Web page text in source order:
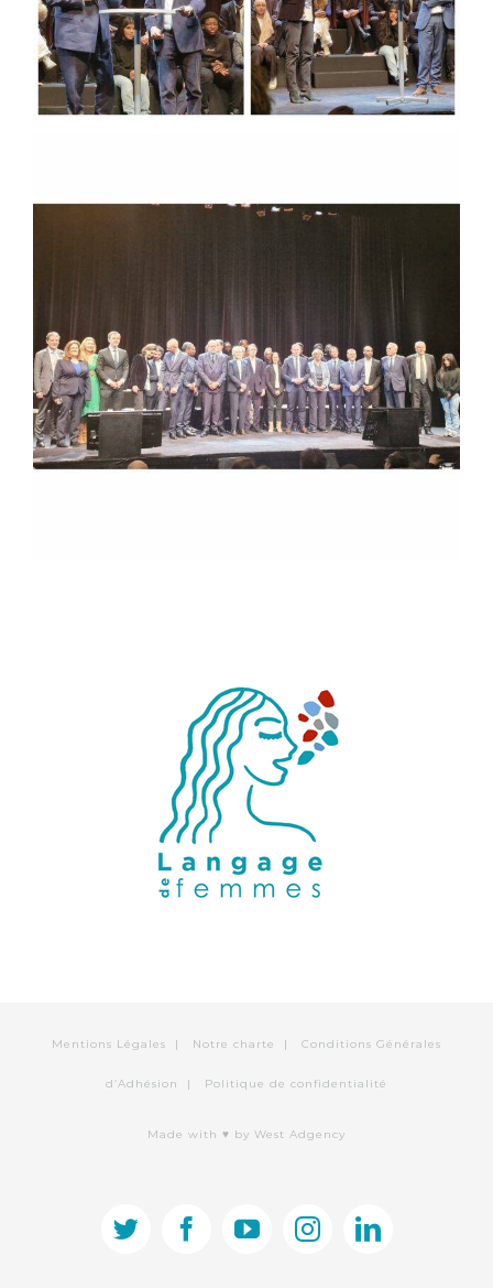
Mentions Légales | Notre charte | Conditions Générales
d’Adhésion | Politique de confidentialité
Made with ♥ by West Adgency
twitter facebookyoutubeinstagramlinkedin